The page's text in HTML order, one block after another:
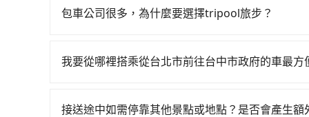
價錢更優惠」，即可獲取回程95折折價券，供您預
包車公司很多，為什麼要選擇tripool旅步？
途安全無憂，我們的司機都是專業且可靠的職業
值得信任的不二選擇！
我要從哪裡搭乘從台北市前往台中市政府的車最方
得到，我們就保證發車。直接在官網上輸入住家
接送途中如需停靠其他景點或地點？是否會產生額